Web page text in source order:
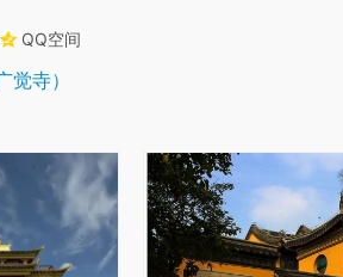
QQ空间
寺）